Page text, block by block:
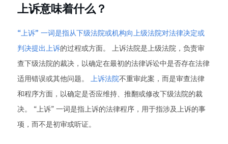
上诉意味着什么？
“上诉” 一词是指从下级法院或机构向上级法院对法律决定或
判决提出上诉的过程或方面。 上诉法院是上级法院，负责审
查下级法院的裁决，以确定在最初的法律诉讼中是否存在法律
适用错误或其他问题。 上诉法院不重审此案，而是审查法律
和程序方面，以确定是否应维持、推翻或修改下级法院的裁
决。 “上诉” 一词是指上诉的法律程序，用于指涉及上诉的事
项，而不是初审或听证。